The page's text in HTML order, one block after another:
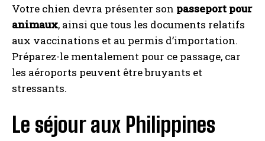
Votre chien devra présenter son passeport pour
animaux, ainsi que tous les documents relatifs
aux vaccinations et au permis d’importation.
Préparez-le mentalement pour ce passage, car
les aéroports peuvent être bruyants et
stressants.
Le séjour aux Philippines